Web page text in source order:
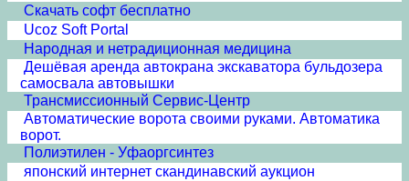
Скачать софт бесплатно
Ucoz Soft Portal
Народная и нетрадиционная медицина
Дешёвая аренда автокрана экскаватора бульдозера
самосвала автовышки
Трансмиссионный Сервис-Центр
Автоматические ворота своими руками. Автоматика
ворот.
Полиэтилен - Уфаоргсинтез
японский интернет скандинавский аукцион